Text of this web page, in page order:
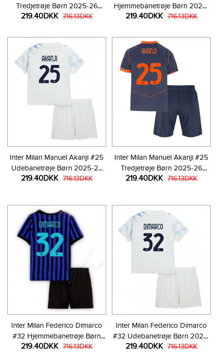
Tredjetrøje Børn 2025-26
Kortærmet (+ Korte bukser)
219.40DKK 716.13DKK
Hjemmebanetrøje Børn 2025-
26 Kortærmet (+ Korte bukser)
219.40DKK 716.13DKK
Inter Milan Manuel Akanji #25
Udebanetrøje Børn 2025-26
Kortærmet (+ Korte bukser)
219.40DKK 716.13DKK
Inter Milan Manuel Akanji #25
Tredjetrøje Børn 2025-26
Kortærmet (+ Korte bukser)
219.40DKK 716.13DKK
Inter Milan Federico Dimarco
#32 Hjemmebanetrøje Børn
2025-26 Kortærmet (+ Korte
219.40DKK 716.13DKK
Inter Milan Federico Dimarco
#32 Udebanetrøje Børn 2025-
26 Kortærmet (+ Korte bukser)
219.40DKK 716.13DKK